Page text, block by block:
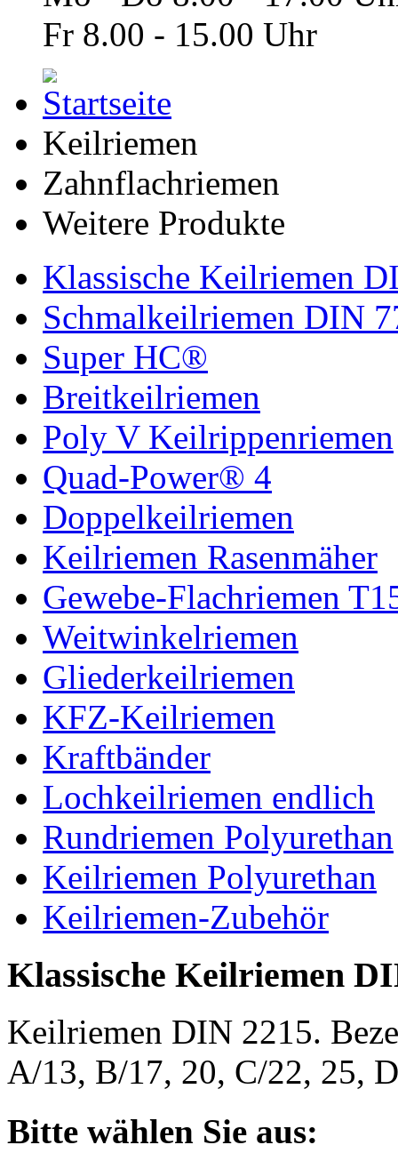
Fr 8.00 - 15.00 Uhr
Keilriemen
Zahnflachriemen
Weitere Produkte
Klassische Keilriemen
Schmalkeilriemen DIN
Super HC®
Breitkeilriemen
Poly V Keilrippenriemen
Quad-Power® 4
Doppelkeilriemen
Keilriemen Rasenmäher
Gewebe-Flachriemen
Weitwinkelriemen
Gliederkeilriemen
KFZ-Keilriemen
Kraftbänder
Lochkeilriemen endlich
Rundriemen Polyurethan
Keilriemen Polyurethan
Keilriemen-Zubehör
Klassische Keilriemen
Keilriemen DIN 2215.
A/13, B/17, 20, C/22, 25,
Bitte wählen Sie aus: